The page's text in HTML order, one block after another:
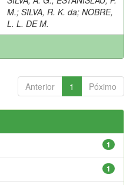
M.; SILVA, R. K. da; NOBRE,
L. L. DE M.
Anterior 1 Póximo
1
1